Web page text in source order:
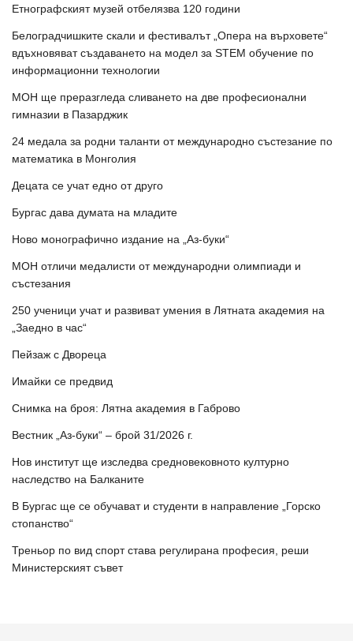
Етнографският музей отбелязва 120 години
Белоградчишките скали и фестивалът „Опера на върховете“
вдъхновяват създаването на модел за STEM обучение по
информационни технологии
МОН ще преразгледа сливането на две професионални
гимназии в Пазарджик
24 медала за родни таланти от международно състезание по
математика в Монголия
Децата се учат едно от друго
Бургас дава думата на младите
Ново монографично издание на „Аз-буки“
МОН отличи медалисти от международни олимпиади и
състезания
250 ученици учат и развиват умения в Лятната академия на
„Заедно в час“
Пейзаж с Двореца
Имайки се предвид
Снимка на броя: Лятна академия в Габрово
Вестник „Аз-буки“ – брой 31/2026 г.
Нов институт ще изследва средновековното културно
наследство на Балканите
В Бургас ще се обучават и студенти в направление „Горско
стопанство“
Треньор по вид спорт става регулирана професия, реши
Министерският съвет